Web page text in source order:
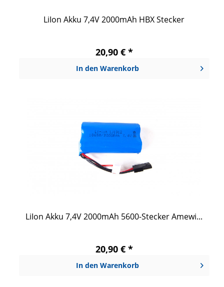
LiIon Akku 7,4V 2000mAh HBX Stecker
20,90 € *
In den Warenkorb
LiIon Akku 7,4V 2000mAh 5600-Stecker Amewi...
20,90 € *
In den Warenkorb